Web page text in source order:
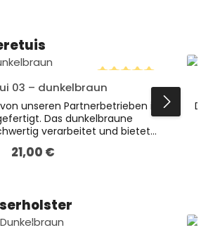
Durchschnittliche
03 – dunkelbraun
unseren Partnerbetrieben in
Das dunkelbraune
verarbeitet und bietet
unserer dunkelbraunen Etuis
Regulärer Preis:
21,00 €